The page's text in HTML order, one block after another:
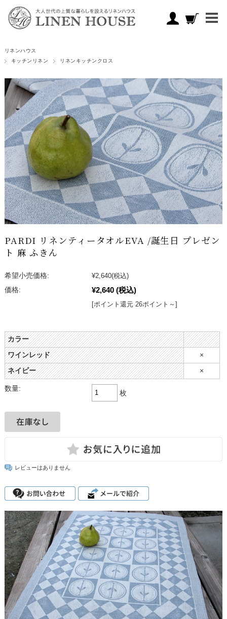
リネンハウス
キッチンリネン
リネンキッチンクロス
PARDI リネンティータオルEVA /誕生日 プレゼン
ト 麻 ふきん
希望小売価格: ¥2,640(税込)
価格:
¥2,640 (税込)
[ポイント還元 26ポイント～]
カラー
ワインレッド ×
ネイビー ×
数量:
枚
レビューはありません